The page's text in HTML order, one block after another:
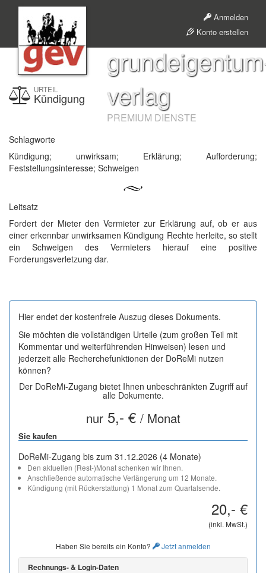
Anmelden
Konto erstellen
verlag
PREMIUM DIENSTE
URTEIL
Kündigung
Schlagworte
Kündigung; unwirksam; Erklärung; Aufforderung;
Feststellungsinteresse; Schweigen
Leitsatz
Fordert der Mieter den Vermieter zur Erklärung auf, ob er aus
einer erkennbar unwirksamen Kündigung Rechte herleite, so stellt
ein Schweigen des Vermieters hierauf eine positive
Forderungsverletzung dar.
Hier endet der kostenfreie Auszug dieses Dokuments.
Sie möchten die vollständigen Urteile (zum großen Teil mit
Kommentar und weiterführenden Hinweisen) lesen und
jederzeit alle Recherchefunktionen der DoReMi nutzen
können?
Der DoReMi-Zugang bietet Ihnen unbeschränkten Zugriff auf
alle Dokumente.
nur5,- € / Monat
Sie kaufen
DoReMi-Zugang bis zum 31.12.2026 (4 Monate)
Den aktuellen (Rest-)Monat schenken wir Ihnen.
Anschließende automatische Verlängerung um 12 Monate.
Kündigung (mit Rückerstattung) 1 Monat zum Quartalsende.
20,- €
(inkl. MwSt.)
Haben Sie bereits ein Konto? Jetzt anmelden
Rechnungs- & Login-Daten